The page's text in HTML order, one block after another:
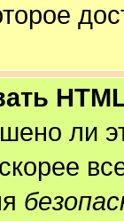
ли